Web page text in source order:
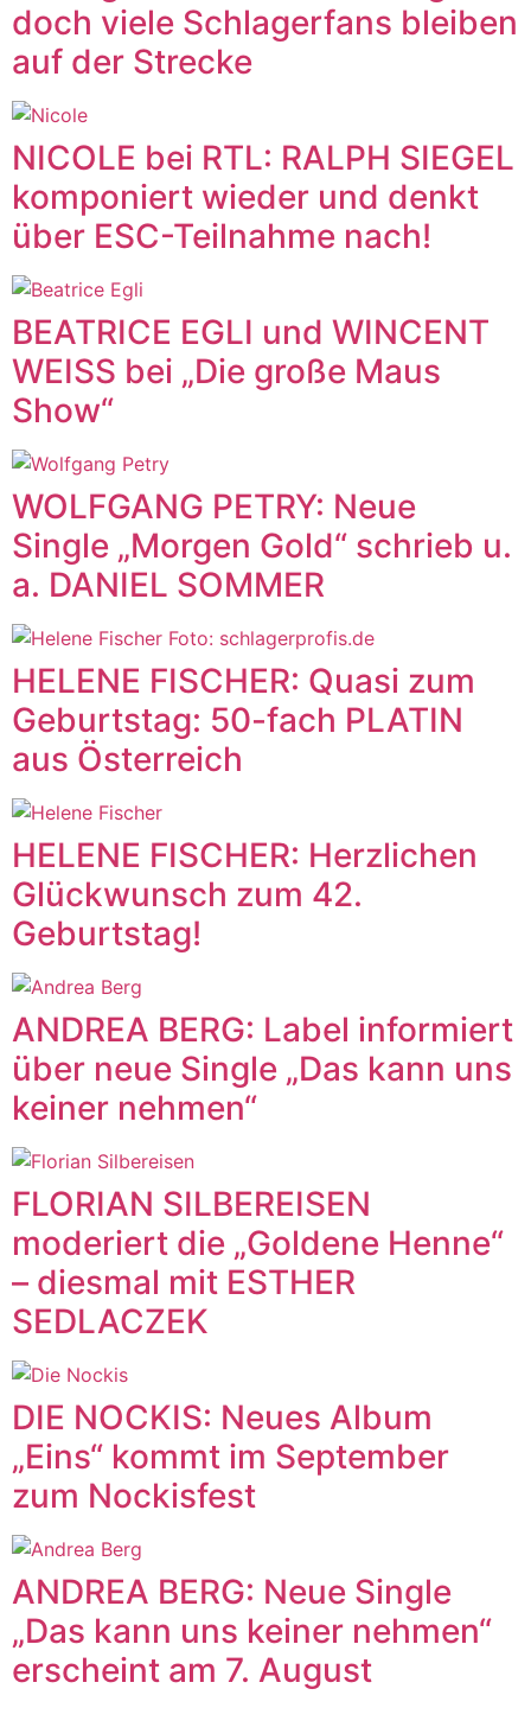
doch viele Schlagerfans bleiben
auf der Strecke
NICOLE bei RTL: RALPH SIEGEL
komponiert wieder und denkt
über ESC-Teilnahme nach!
BEATRICE EGLI und WINCENT
WEISS bei „Die große Maus
Show“
WOLFGANG PETRY: Neue
Single „Morgen Gold“ schrieb u.
a. DANIEL SOMMER
HELENE FISCHER: Quasi zum
Geburtstag: 50-fach PLATIN
aus Österreich
HELENE FISCHER: Herzlichen
Glückwunsch zum 42.
Geburtstag!
ANDREA BERG: Label informiert
über neue Single „Das kann uns
keiner nehmen“
FLORIAN SILBEREISEN
moderiert die „Goldene Henne“
– diesmal mit ESTHER
SEDLACZEK
DIE NOCKIS: Neues Album
„Eins“ kommt im September
zum Nockisfest
ANDREA BERG: Neue Single
„Das kann uns keiner nehmen“
erscheint am 7. August